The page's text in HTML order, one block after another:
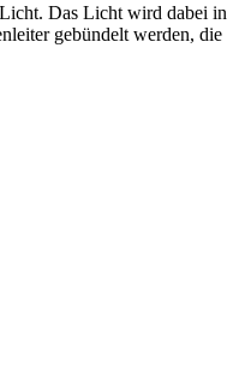
Das Licht wird dabei in
gebündelt werden, die